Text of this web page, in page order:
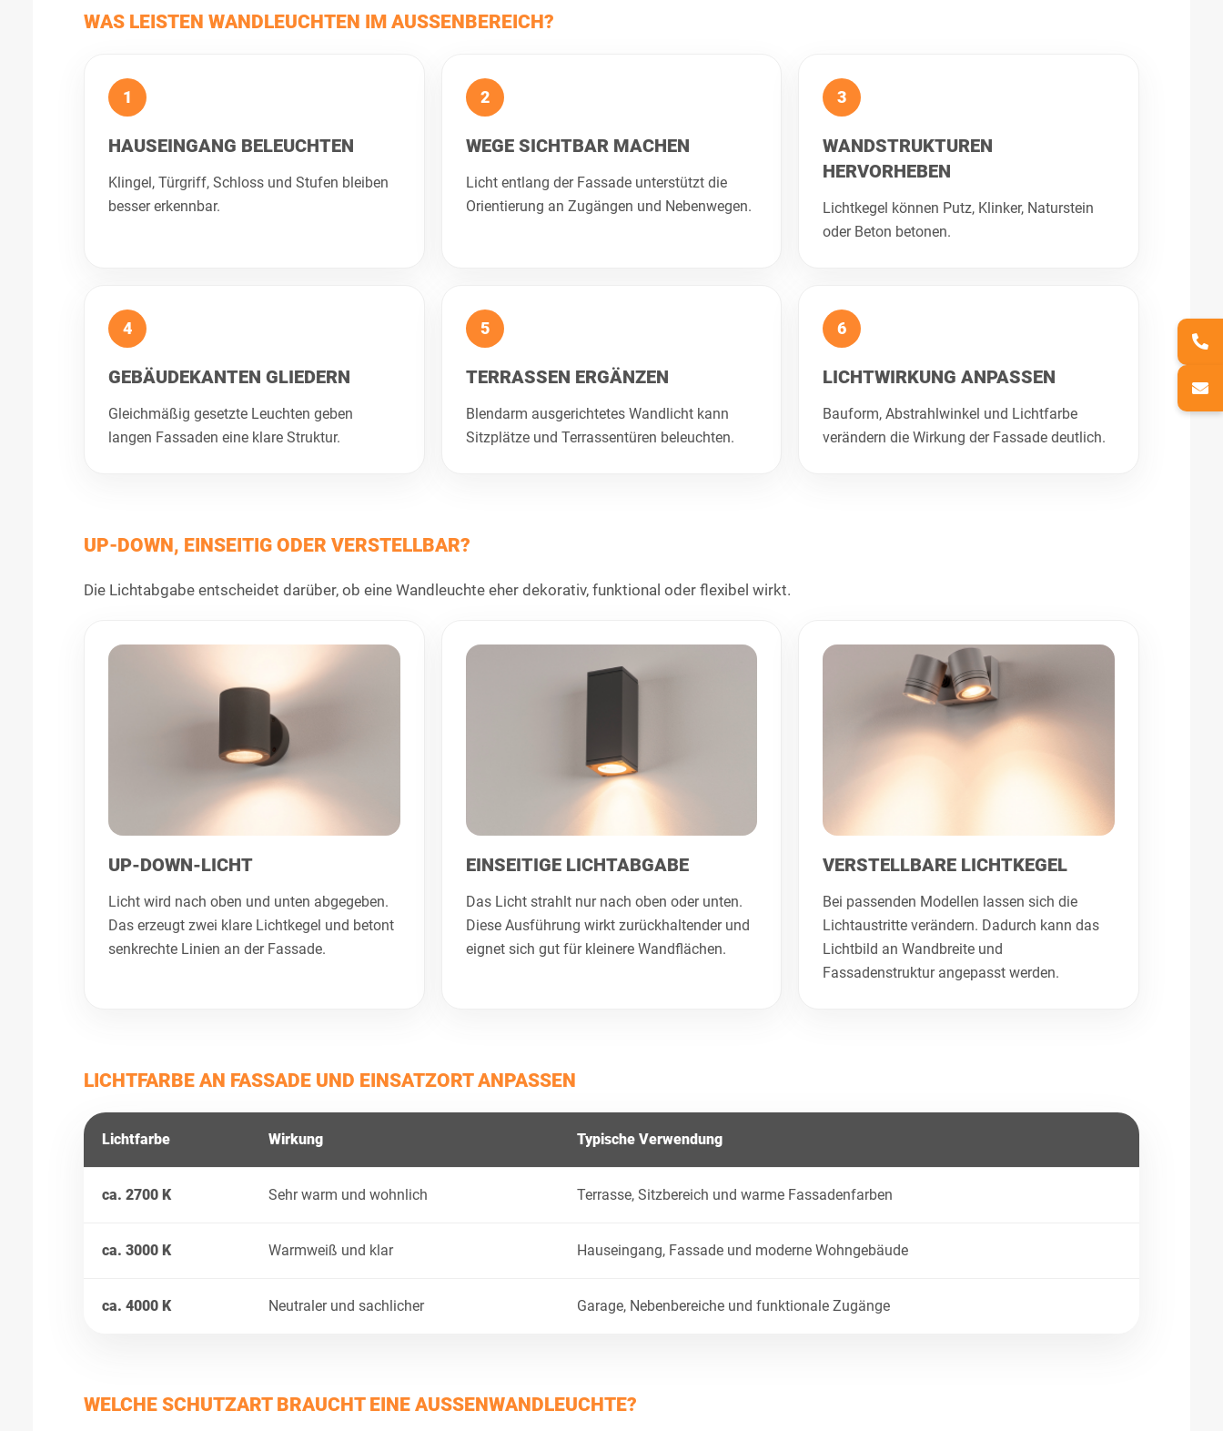
WAS LEISTEN WANDLEUCHTEN IM AUSSENBEREICH?
1
HAUSEINGANG BELEUCHTEN
Klingel, Türgriff, Schloss und Stufen bleiben
besser erkennbar.
2
WEGE SICHTBAR MACHEN
Licht entlang der Fassade unterstützt die
Orientierung an Zugängen und Nebenwegen.
3
WANDSTRUKTUREN
HERVORHEBEN
Lichtkegel können Putz, Klinker, Naturstein
oder Beton betonen.
4
GEBÄUDEKANTEN GLIEDERN
Gleichmäßig gesetzte Leuchten geben
langen Fassaden eine klare Struktur.
5
TERRASSEN ERGÄNZEN
Blendarm ausgerichtetes Wandlicht kann
Sitzplätze und Terrassentüren beleuchten.
6
LICHTWIRKUNG ANPASSEN
Bauform, Abstrahlwinkel und Lichtfarbe
verändern die Wirkung der Fassade deutlich.
UP-DOWN, EINSEITIG ODER VERSTELLBAR?
Die Lichtabgabe entscheidet darüber, ob eine Wandleuchte eher dekorativ, funktional oder flexibel wirkt.
UP-DOWN-LICHT
Licht wird nach oben und unten abgegeben.
Das erzeugt zwei klare Lichtkegel und betont
senkrechte Linien an der Fassade.
EINSEITIGE LICHTABGABE
Das Licht strahlt nur nach oben oder unten.
Diese Ausführung wirkt zurückhaltender und
eignet sich gut für kleinere Wandflächen.
VERSTELLBARE LICHTKEGEL
Bei passenden Modellen lassen sich die
Lichtaustritte verändern. Dadurch kann das
Lichtbild an Wandbreite und
Fassadenstruktur angepasst werden.
LICHTFARBE AN FASSADE UND EINSATZORT ANPASSEN
Lichtfarbe Wirkung Typische Verwendung
ca. 2700 K Sehr warm und wohnlich Terrasse, Sitzbereich und warme Fassadenfarben
ca. 3000 K Warmweiß und klar Hauseingang, Fassade und moderne Wohngebäude
ca. 4000 K Neutraler und sachlicher Garage, Nebenbereiche und funktionale Zugänge
WELCHE SCHUTZART BRAUCHT EINE AUSSENWANDLEUCHTE?